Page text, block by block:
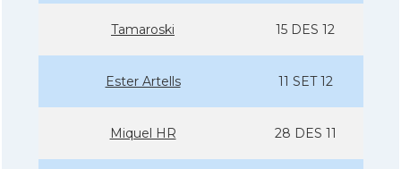
Tamaroski 15 DES 12
Ester Artells 11 SET 12
Miquel HR 28 DES 11